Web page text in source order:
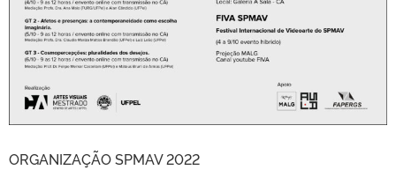
ORGANIZAÇÃO SPMAV 2022